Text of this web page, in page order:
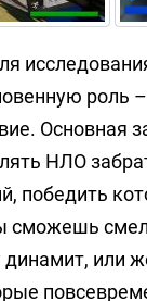
роль
Основная
НЛО
победить
динамит,